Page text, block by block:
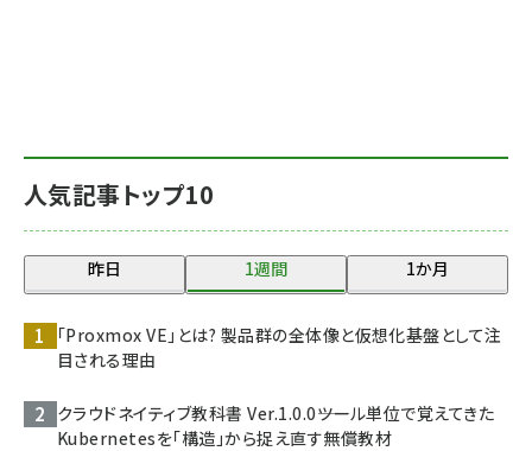
人気記事トップ10
昨日 1週間 1か月
「Proxmox VE」とは? 製品群の全体像と仮想化基盤として注
目される理由
クラウドネイティブ教科書 Ver.1.0.0――ツール単位で覚えてきた
Kubernetesを「構造」から捉え直す無償教材